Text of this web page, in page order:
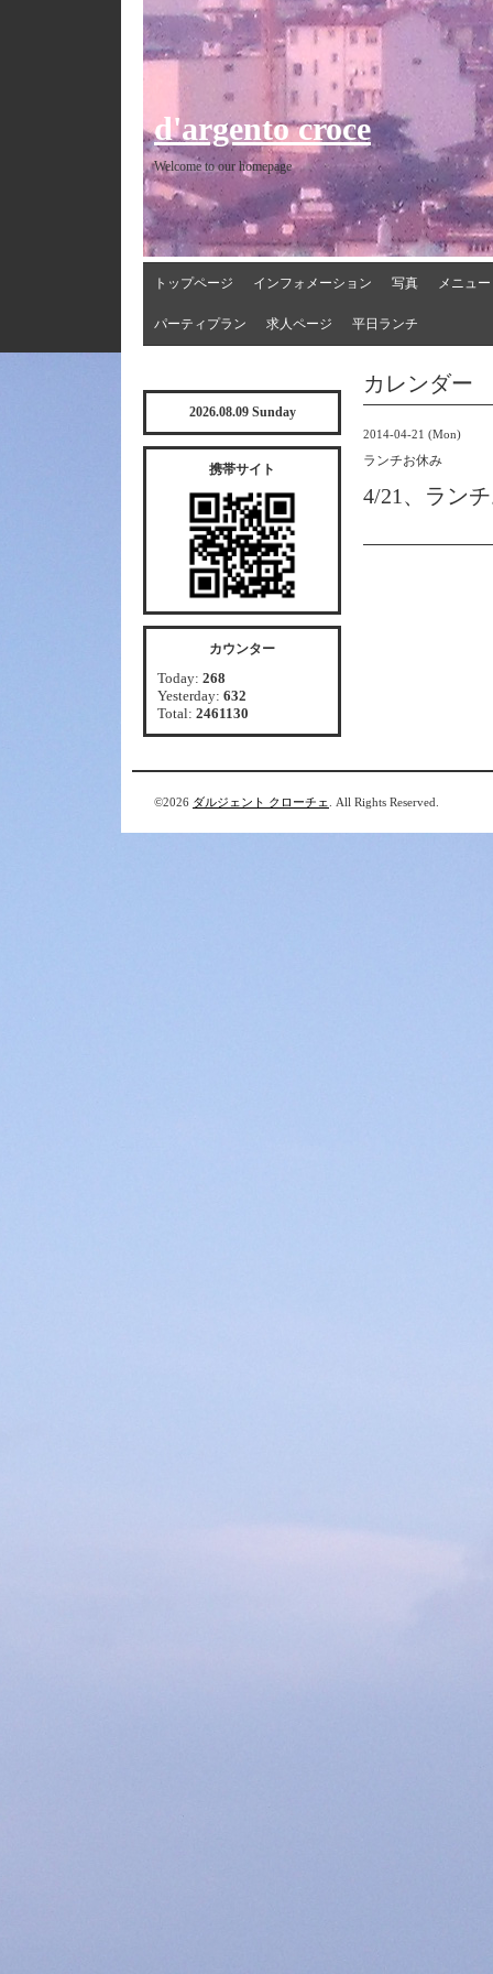
d'argento croce
Welcome to our homepage
トップページ インフォメーション 写真 メニュー
パーティプラン 求人ページ 平日ランチ
カレンダー
2014-04-21 (Mon)
ランチお休み
4/21、ラン
2026.08.09 Sunday
携帯サイト
カウンター
Today: 268
Yesterday: 632
Total: 2461130
©2026 ダルジェント クローチェ . All Rights Reserved.